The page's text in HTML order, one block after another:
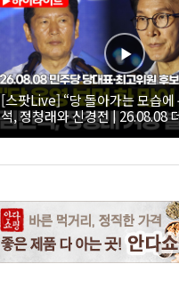
[스팟Live] “당 돌아가는 모습
석, 정청래와 신경전 | 26.08.08
당대표·최고위원 후보 제주 합동